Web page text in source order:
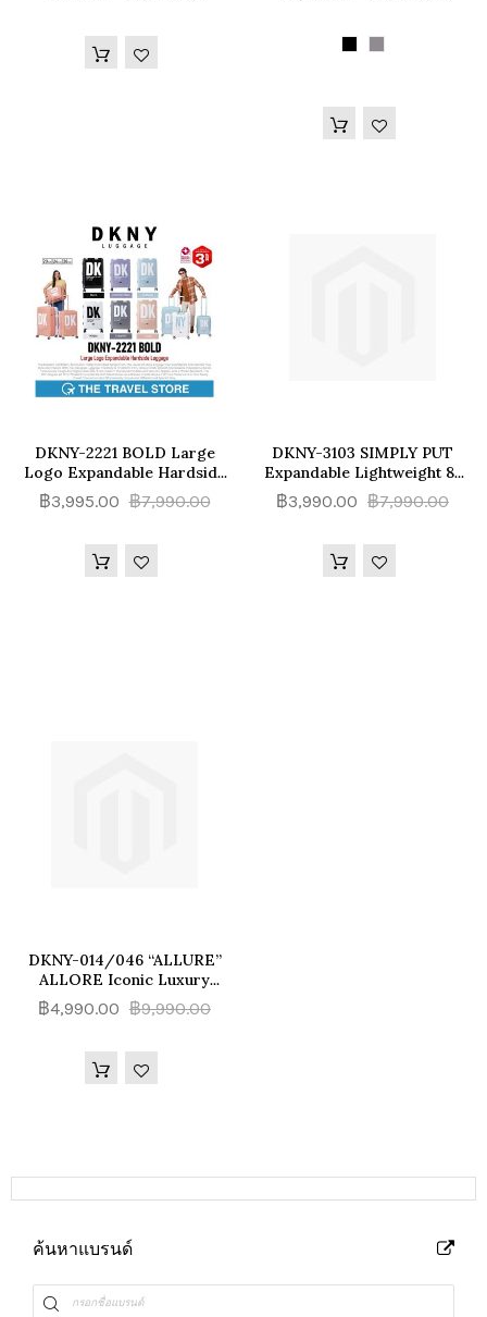
DKNY-2221 BOLD Large
Logo Expandable Hardside
Luggage กระเป๋าเดินทางล้อ
ลาก
฿3,995.00 ฿7,990.00
DKNY-3103 SIMPLY PUT
Expandable Lightweight 8-
Wheels Spinner Luggage (S,
L) กระเป๋าเดินทางล้อลาก
฿3,990.00 ฿7,990.00
DKNY-014/046 “ALLURE”
ALLORE Iconic Luxury
Lightweight 8-Wheels
Spinner Luggage กระเป๋าเดิน
฿4,990.00 ฿9,990.00
ค้นหาแบรนด์